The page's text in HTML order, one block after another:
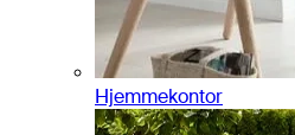
Hjemmekontor